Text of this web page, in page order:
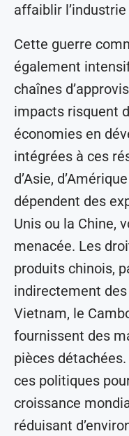
affaiblir
Cette guerre
également
chaînes
impacts risquent
économies en
intégrées à ces
d’Asie,
dépendent des
Unis ou la Chine,
menacée. Les
produits chinois,
indirectement
Vietnam, le
fournissent des
pièces
ces politiques
croissance
réduisant